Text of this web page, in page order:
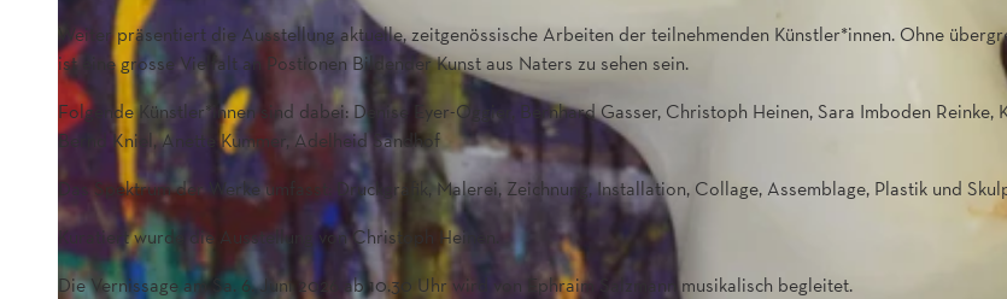
Weiter präsentiert die Ausstellung aktuelle, zeitgenössische Arbeiten der teilnehmenden Künstler*innen. Ohne
ist eine grosse Vielfalt an Postionen Bildender Kunst aus Naters zu sehen sein.
Folgende Künstler*innen sind dabei: Denise Eyer-Oggier, Bernhard Gasser, Christoph Heinen, Sara Imboden Reinke,
Bernd Kniel, Anette Kummer, Adelheid Sandhof
Das Spektrum der Werke umfasst: Druckgrafik, Malerei, Zeichnung, Installation, Collage, Assemblage, Plastik und
Kuratiert wurde die Ausstellung von Christoph Heinen.
Die Vernissage am Sa. 6. Juni 2026 ab 10.30 Uhr wird von Ephraim Salzmann musikalisch begleitet.